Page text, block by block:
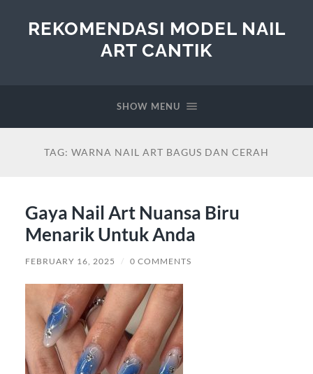
REKOMENDASI MODEL NAIL
ART CANTIK
SHOW MENU
TAG: WARNA NAIL ART BAGUS DAN CERAH
Gaya Nail Art Nuansa Biru
Menarik Untuk Anda
FEBRUARY 16, 2025 / 0 COMMENTS